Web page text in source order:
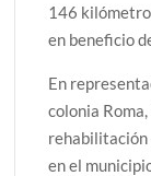
146
en beneficio
En
colonia
rehabilitación
en el